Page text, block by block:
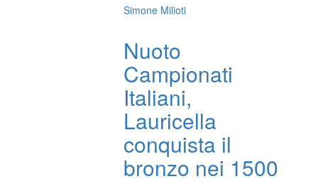
Simone Milioti
Nuoto
Campionati
Italiani,
Lauricella
conquista il
bronzo nei 1500